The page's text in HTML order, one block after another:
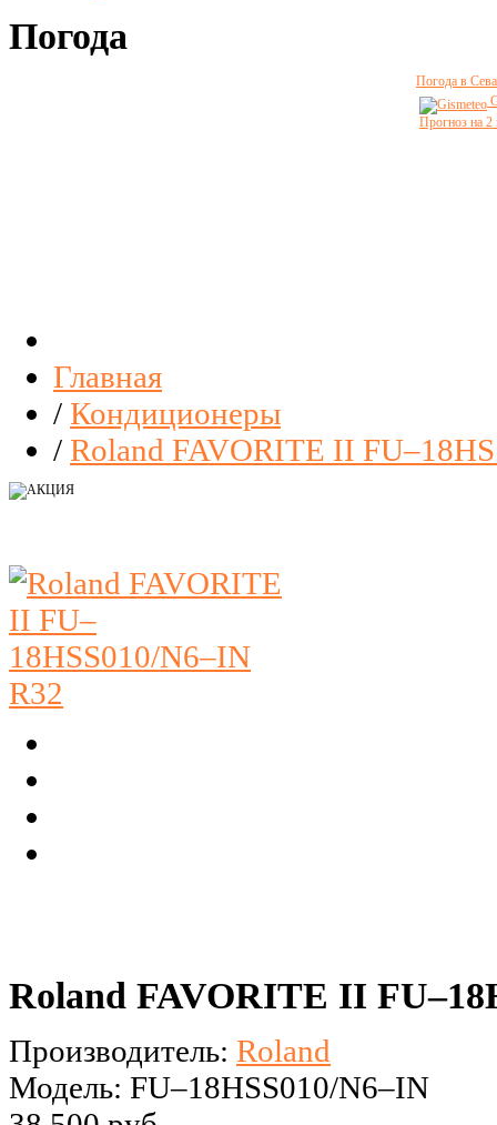
Погода
Погода в
Прогноз на 2
Главная
/ Кондиционеры
/ Roland FAVORITE II
Roland FAVORITE II
Производитель: Roland
Модель: FU–18HSS010/N6–IN